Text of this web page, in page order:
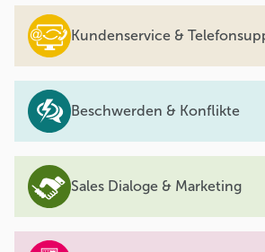
Kundenservice &
Beschwerden & Konflikte
Sales Dialoge & Marketing